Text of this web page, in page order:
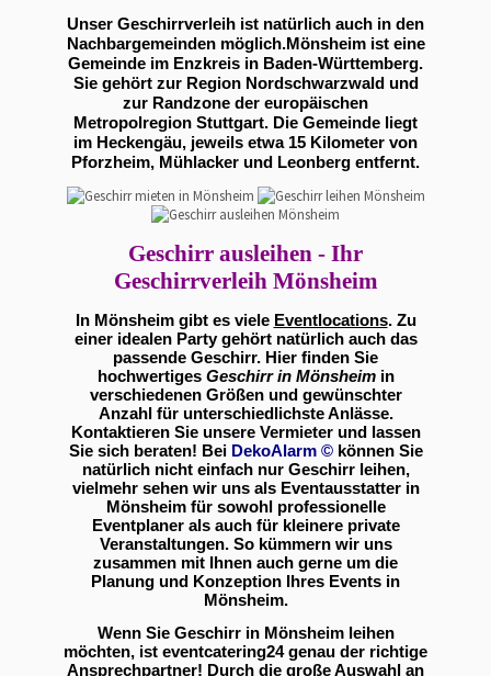
Unser Geschirrverleih ist natürlich auch in den
Nachbargemeinden möglich.Mönsheim ist eine
Gemeinde im Enzkreis in Baden-Württemberg.
Sie gehört zur Region Nordschwarzwald und
zur Randzone der europäischen
Metropolregion Stuttgart. Die Gemeinde liegt
im Heckengäu, jeweils etwa 15 Kilometer von
Pforzheim, Mühlacker und Leonberg entfernt.
Geschirr ausleihen - Ihr
Geschirrverleih Mönsheim
In Mönsheim gibt es viele Eventlocations. Zu
einer idealen Party gehört natürlich auch das
passende Geschirr. Hier finden Sie
hochwertiges Geschirr in Mönsheimin
verschiedenen Größen und gewünschter
Anzahl für unterschiedlichste Anlässe.
Kontaktieren Sie unsere Vermieter und lassen
Sie sich beraten! Bei DekoAlarm ©können Sie
natürlich nicht einfach nur Geschirr leihen,
vielmehr sehen wir uns als Eventausstatter in
Mönsheim für sowohl professionelle
Eventplaner als auch für kleinere private
Veranstaltungen. So kümmern wir uns
zusammen mit Ihnen auch gerne um die
Planung und Konzeption Ihres Events in
Mönsheim.
Wenn Sie Geschirr in Mönsheim leihen
möchten, ist eventcatering24 genau der richtige
Ansprechpartner! Durch die große Auswahl an